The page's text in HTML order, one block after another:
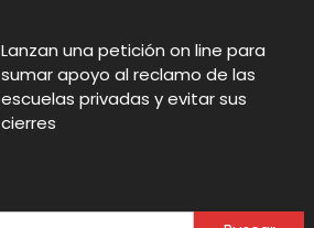
Lanzan una petición on line para
sumar apoyo al reclamo de las
escuelas privadas y evitar sus
cierres